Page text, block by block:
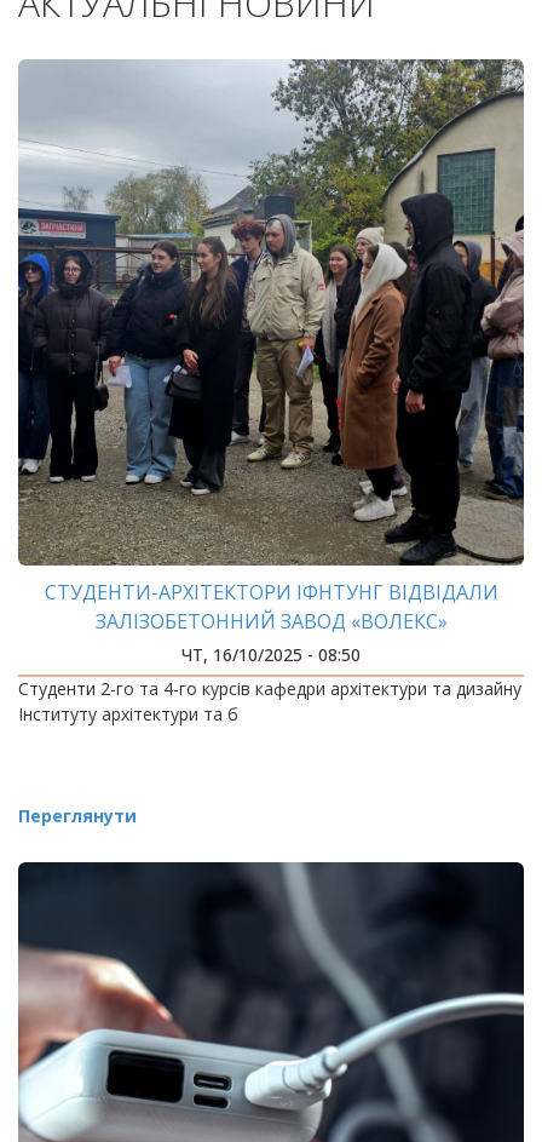
СТУДЕНТИ-АРХІТЕКТОРИ ІФНТУНГ ВІДВІДАЛИ
ЗАЛІЗОБЕТОННИЙ ЗАВОД «ВОЛЕКС»
ЧТ, 16/10/2025 - 08:50
Студенти 2-го та 4-го курсів кафедри архітектури та дизайну
Інституту архітектури та б
Переглянути